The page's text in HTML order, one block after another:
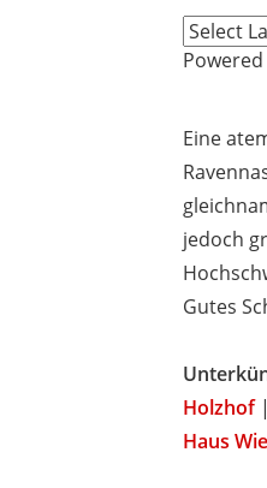
Eine
jedoch
Gutes
Holzhof|
Haus